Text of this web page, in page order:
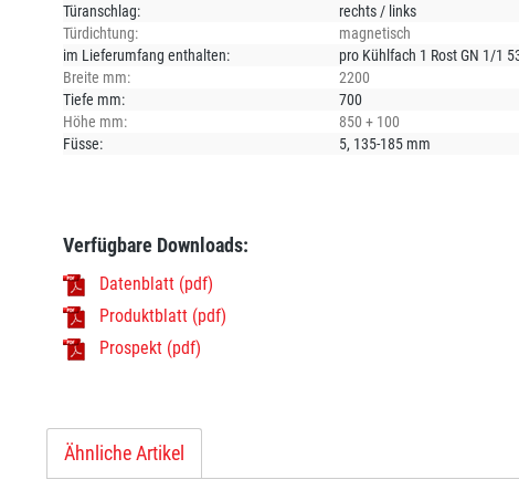
Verfügbare Downloads:
Datenblatt (pdf)
Produktblatt (pdf)
Prospekt (pdf)
Türanschlag:
rechts / links
Türdichtung:
magnetisch
im Lieferumfang enthalten:
pro Kühlfach 1 Rost GN 1/1
Breite mm:
2200
Tiefe mm:
700
Höhe mm:
850 + 100
Füsse:
5, 135-185 mm
Ähnliche Artikel